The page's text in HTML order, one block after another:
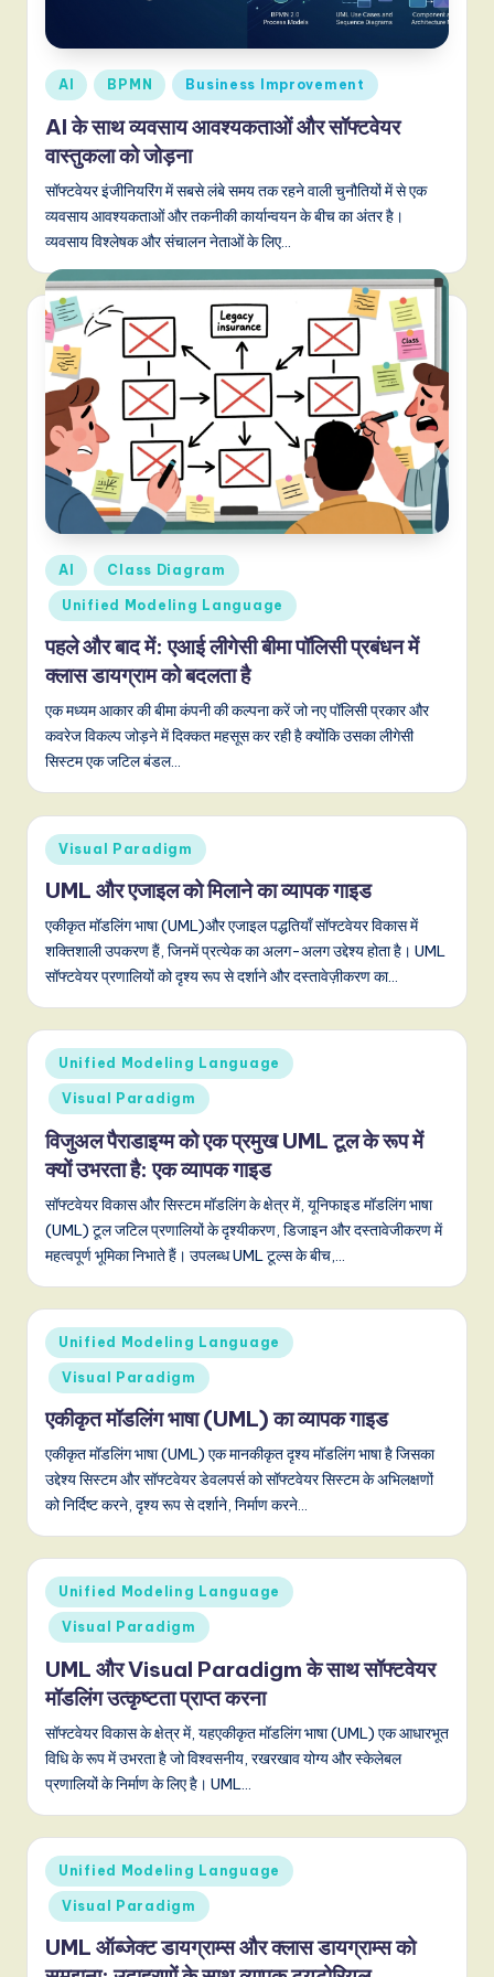
a
n
-
L
a
t
e
s
t
T
e
n
d
s
in
A
I,
S
o
f
t
w
r
e
a
n
d
D
g
a
n
n
o
v
a
ti
o
n
Posted
in
AI BPMN Business Improvement
AI के साथ व्यवसाय आवश्यकताओं और सॉफ्टवेयर
वास्तुकला को जोड़ना
सॉफ्टवेयर इंजीनियरिंग में सबसे लंबे समय तक रहने वाली चुनौतियों में से एक
व्यवसाय आवश्यकताओं और तकनीकी कार्यान्वयन के बीच का अंतर है।
व्यवसाय विश्लेषक और संचालन नेताओं के लिए…
Posted
in
AI Class Diagram
Unified Modeling Language
पहले और बाद में: एआई लीगेसी बीमा पॉलिसी प्रबंधन में
क्लास डायग्राम को बदलता है
एक मध्यम आकार की बीमा कंपनी की कल्पना करें जो नए पॉलिसी प्रकार और
कवरेज विकल्प जोड़ने में दिक्कत महसूस कर रही है क्योंकि उसका लीगेसी
सिस्टम एक जटिल बंडल…
Posted
in
Visual Paradigm
UML और एजाइल को मिलाने का व्यापक गाइड
एकीकृत मॉडलिंग भाषा (UML)और एजाइल पद्धतियाँ सॉफ्टवेयर विकास में
शक्तिशाली उपकरण हैं, जिनमें प्रत्येक का अलग-अलग उद्देश्य होता है। UML
सॉफ्टवेयर प्रणालियों को दृश्य रूप से दर्शाने और दस्तावेज़ीकरण का…
Posted
in
Unified Modeling Language
Visual Paradigm
विजुअल पैराडाइग्म को एक प्रमुख UML टूल के रूप में
क्यों उभरता है: एक व्यापक गाइड
सॉफ्टवेयर विकास और सिस्टम मॉडलिंग के क्षेत्र में, यूनिफाइड मॉडलिंग भाषा
(UML) टूल जटिल प्रणालियों के दृश्यीकरण, डिजाइन और दस्तावेजीकरण में
महत्वपूर्ण भूमिका निभाते हैं। उपलब्ध UML टूल्स के बीच,…
Posted
in
Unified Modeling Language
Visual Paradigm
एकीकृत मॉडलिंग भाषा (UML) का व्यापक गाइड
एकीकृत मॉडलिंग भाषा (UML) एक मानकीकृत दृश्य मॉडलिंग भाषा है जिसका
उद्देश्य सिस्टम और सॉफ्टवेयर डेवलपर्स को सॉफ्टवेयर सिस्टम के अभिलक्षणों
को निर्दिष्ट करने, दृश्य रूप से दर्शाने, निर्माण करने…
Posted
in
Unified Modeling Language
Visual Paradigm
UML और Visual Paradigm के साथ सॉफ्टवेयर
मॉडलिंग उत्कृष्टता प्राप्त करना
सॉफ्टवेयर विकास के क्षेत्र में, यहएकीकृत मॉडलिंग भाषा (UML) एक आधारभूत
विधि के रूप में उभरता है जो विश्वसनीय, रखरखाव योग्य और स्केलेबल
प्रणालियों के निर्माण के लिए है। UML…
Posted
in
Unified Modeling Language
Visual Paradigm
UML ऑब्जेक्ट डायग्राम्स और क्लास डायग्राम्स को